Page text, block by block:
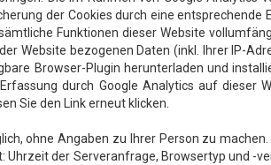
der Cookies durch eine
Funktionen dieser Website
Website bezogenen Daten (inkl. Ihrer IP-
Browser-Plugin herunterladen und
durch Google Analytics auf
Sie den Link erneut klicken.
ohne Angaben zu Ihrer Person zu
Uhrzeit der Serveranfrage, Browsertyp und